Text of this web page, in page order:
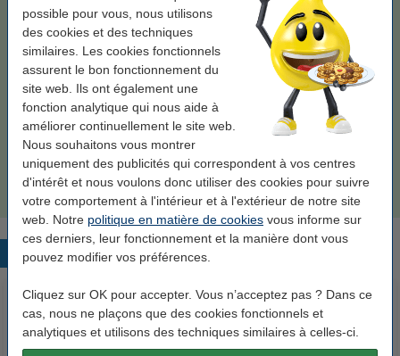
possible pour vous, nous utilisons
des cookies et des techniques
similaires. Les cookies fonctionnels
assurent le bon fonctionnement du
site web. Ils ont également une
fonction analytique qui nous aide à
améliorer continuellement le site web.
Nous souhaitons vous montrer
uniquement des publicités qui correspondent à vos centres
d'intérêt et nous voulons donc utiliser des cookies pour suivre
votre comportement à l'intérieur et à l'extérieur de notre site
web. Notre politique en matière de cookies vous informe sur
ces derniers, leur fonctionnement et la manière dont vous
pouvez modifier vos préférences.
Cliquez sur OK pour accepter. Vous n’acceptez pas ? Dans ce
cas, nous ne plaçons que des cookies fonctionnels et
analytiques et utilisons des techniques similaires à celles-ci.
Par page 0,013 €
39,50 € Commander
Bon plan : commandez également
123encre papier d'impression 1 ramette de 500
feuilles A4 - 80 g/m²
7,25 €
Produits populaires